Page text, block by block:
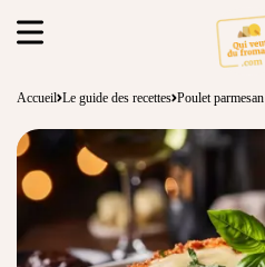
Accueil Le guide des recettes Poulet parmesan